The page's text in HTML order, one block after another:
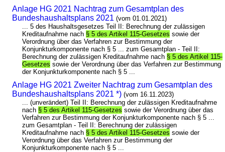
Anlage HG 2021 Nachtrag zum Gesamtplan des
Bundeshaushaltsplans 2021 (vom 01.01.2021)
... 5 des Haushaltsgesetzes Teil II: Berechnung der zulässigen
Kreditaufnahme nach § 5 des Artikel 115-Gesetzes sowie der
Verordnung über das Verfahren zur Bestimmung der
Konjunkturkomponente nach § 5 ... zum Gesamtplan - Teil II:
Berechnung der zulässigen Kreditaufnahme nach § 5 des Artikel 115-
Gesetzes sowie der Verordnung über das Verfahren zur Bestimmung
der Konjunkturkomponente nach § 5 ...
Anlage HG 2021 Zweiter Nachtrag zum Gesamtplan des
Bundeshaushaltsplans 2021 *) (vom 16.11.2023)
... (unverändert) Teil II: Berechnung der zulässigen Kreditaufnahme
nach § 5 des Artikel 115-Gesetzes sowie der Verordnung über das
Verfahren zur Bestimmung der Konjunkturkomponente nach § 5 ...
zum Gesamtplan - Teil II: Berechnung der zulässigen
Kreditaufnahme nach § 5 des Artikel 115-Gesetzes sowie der
Verordnung über das Verfahren zur Bestimmung der
Konjunkturkomponente nach § 5 ...